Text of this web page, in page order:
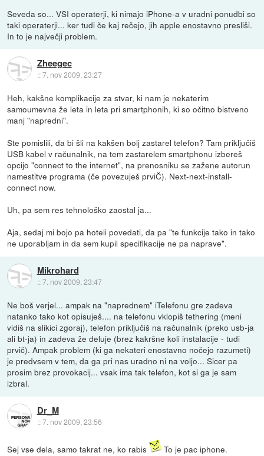
Seveda so... VSI operaterji, ki nimajo iPhone-a v uradni ponudbi so
taki operaterji... ker tudi če kaj rečejo, jih apple enostavno presliši.
In to je največji problem.
Zheegec
::7. nov 2009, 23:27
Heh, kakšne komplikacije za stvar, ki nam je nekaterim
samoumevna že leta in leta pri smartphonih, ki so očitno bistveno
manj "napredni".
Ste pomislili, da bi šli na kakšen bolj zastarel telefon? Tam priključiš
USB kabel v računalnik, na tem zastarelem smartphonu izbereš
opcijo "connect to the internet", na prenosniku se zažene autorun
namestitve programa (če povezuješ prviČ). Next-next-install-
connect now.
Uh, pa sem res tehnološko zaostal ja...
Aja, sedaj mi bojo pa hoteli povedati, da pa "te funkcije tako in tako
ne uporabljam in da sem kupil specifikacije ne pa naprave".
Mikrohard
::7. nov 2009, 23:47
Ne boš verjel... ampak na "naprednem" iTelefonu gre zadeva
natanko tako kot opisuješ.... na telefonu vklopiš tethering (meni
vidiš na slikici zgoraj), telefon priključiš na računalnik (preko usb-ja
ali bt-ja) in zadeva že deluje (brez kakršne koli instalacije - tudi
prvič). Ampak problem (ki ga nekateri enostavno nočejo razumeti)
je predvsem v tem, da ga pri nas uradno ni na voljo... Sicer pa
prosim brez provokacij... vsak ima tak telefon, kot si ga je sam
izbral.
Dr_M
::7. nov 2009, 23:56
Sej vse dela, samo takrat ne, ko rabis To je pac iphone.